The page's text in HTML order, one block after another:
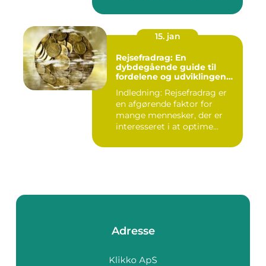
15. jan
Rejsefradrag: En
dybdegående guide til
fordelene og udviklingen
Indledning: Rejsefradrag er
en afgørende faktor for
mange mennesker, der er
interesseret i at optime...
Adresse